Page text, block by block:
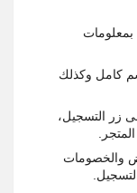
كامل وكذلك
زر التسجيل،
والخصومات